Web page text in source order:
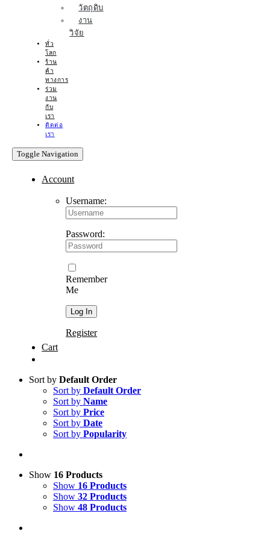
วัตถุดิบ
งาน
วิจัย
ทั่ว
โลก
ร้าน
ค้า
ทางการ
ร่วม
งาน
กับ
เรา
ติดต่อ
เรา
Toggle Navigation
Account
Username:
Password:
Remember
Me
Register
Cart
Sort by Default Order
Sort by Default Order
Sort by Name
Sort by Price
Sort by Date
Sort by Popularity
Show 16 Products
Show 16 Products
Show 32 Products
Show 48 Products